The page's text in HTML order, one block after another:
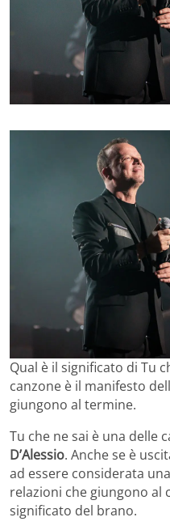
Qual è il significato di Tu
canzone è il manifesto
giungono al termine.
Tu che ne sai è una delle
D’Alessio. Anche se è
ad essere considerata
relazioni che giungono al
significato del brano.